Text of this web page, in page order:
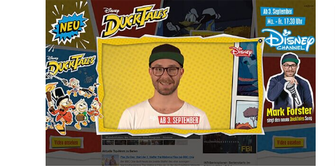
Disney Channel Online-Kampagne
für Werkmeister & Company GmbH /
AdCowa GmbH
Disney
Werbekampagne Programmierung Kino & TV
Filmschnitt